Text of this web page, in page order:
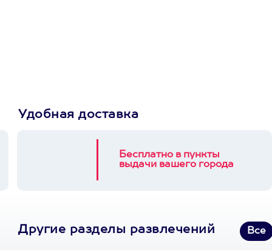
Удобная доставка
Бесплатно в пункты
выдачи вашего города
Другие разделы развлечений Все